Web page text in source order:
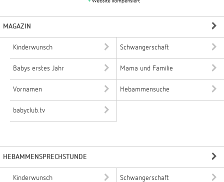
MAGAZIN
Kinderwunsch Schwangerschaft
Babys erstes Jahr Mama und Familie
Vornamen Hebammensuche
babyclub.tv
HEBAMMENSPRECHSTUNDE
Kinderwunsch Schwangerschaft